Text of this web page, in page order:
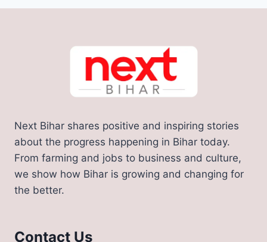
Next Bihar shares positive and inspiring stories
about the progress happening in Bihar today.
From farming and jobs to business and culture,
we show how Bihar is growing and changing for
the better.
Contact Us